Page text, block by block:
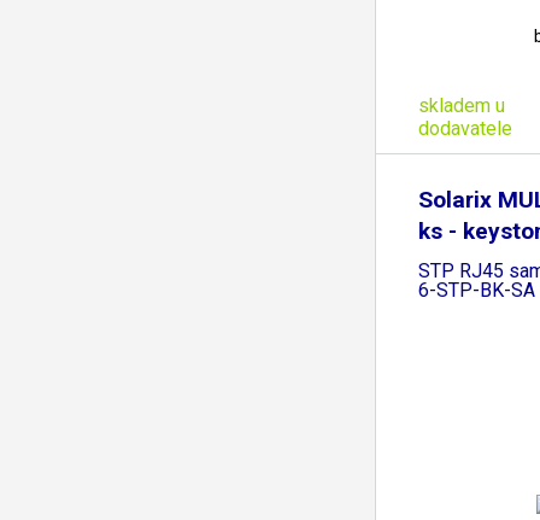
skladem u
dodavatele
Solarix
ks -
STP RJ45
6-STP-BK-SA